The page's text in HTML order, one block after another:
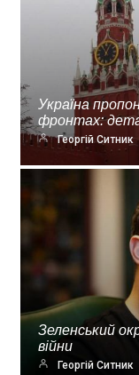
Україна
фронтах:
Георгій Ситник
Зеленський
війни
Георгій Ситник